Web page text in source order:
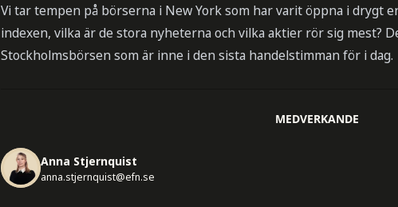
Vi tar tempen på börserna i New York som har varit öppna i drygt
indexen, vilka är de stora nyheterna och vilka aktier rör sig mest?
Stockholmsbörsen som är inne i den sista handelstimman för i dag.
MEDVERKANDE
Anna Stjernquist
anna.stjernquist@efn.se